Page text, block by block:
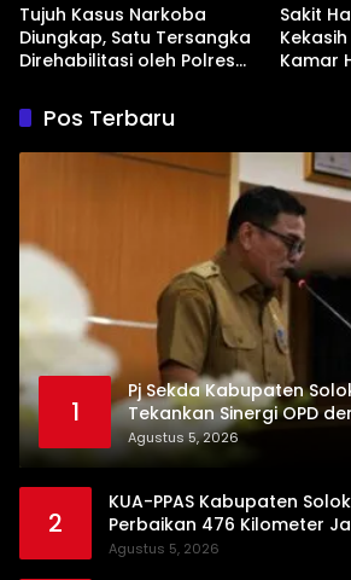
Tujuh Kasus Narkoba
Diungkap, Satu Tersangka
Direhabilitasi oleh Polres
Sakit
Kamar
Pos Terbaru
1
Pj Sekda Kabupaten
Tekankan Sinergi OPD
Pembangunan Daerah
Agustus 5, 2026
2
KUA-PPAS Kabupaten
Perbaikan 476 Kilometer
Prioritas
Agustus 5, 2026